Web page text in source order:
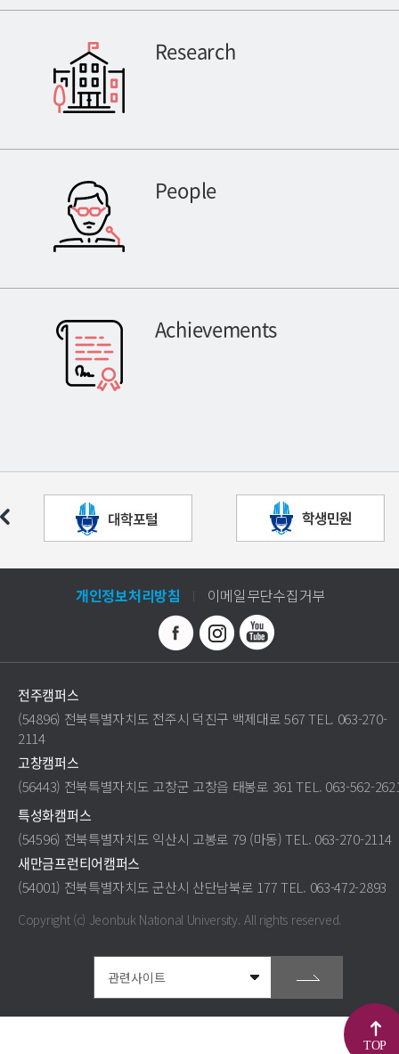
Research
People
Achievements
개인정보처리방침 이메일무단수집거부
전주캠퍼스
(54896) 전북특별자치도 전주시 덕진구 백제대로 567 TEL. 063-270-
2114
고창캠퍼스
(56443) 전북특별자치도 고창군 고창읍 태봉로 361 TEL. 063-562-
특성화캠퍼스
(54596) 전북특별자치도 익산시 고봉로 79 (마동) TEL. 063-270-2114
새만금프런티어캠퍼스
(54001) 전북특별자치도 군산시 산단남북로 177 TEL. 063-472-2893
Copyright (c) Jeonbuk National University.All rights reserved.
TOP